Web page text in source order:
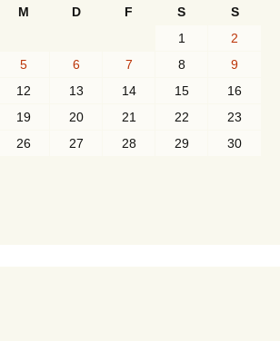
M D F S
S
1
2
5 6 7 8
9
12 13 14 15
16
19 20 21 22
23
26 27 28 29
30